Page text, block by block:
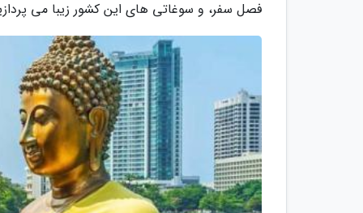
فصل سفر، و سوغاتی های این کشور زیبا می